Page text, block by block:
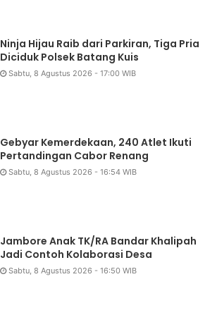
Ninja Hijau Raib dari Parkiran, Tiga Pria
Diciduk Polsek Batang Kuis
Sabtu, 8 Agustus 2026 - 17:00 WIB
Gebyar Kemerdekaan, 240 Atlet Ikuti
Pertandingan Cabor Renang
Sabtu, 8 Agustus 2026 - 16:54 WIB
Jambore Anak TK/RA Bandar Khalipah
Jadi Contoh Kolaborasi Desa
Sabtu, 8 Agustus 2026 - 16:50 WIB